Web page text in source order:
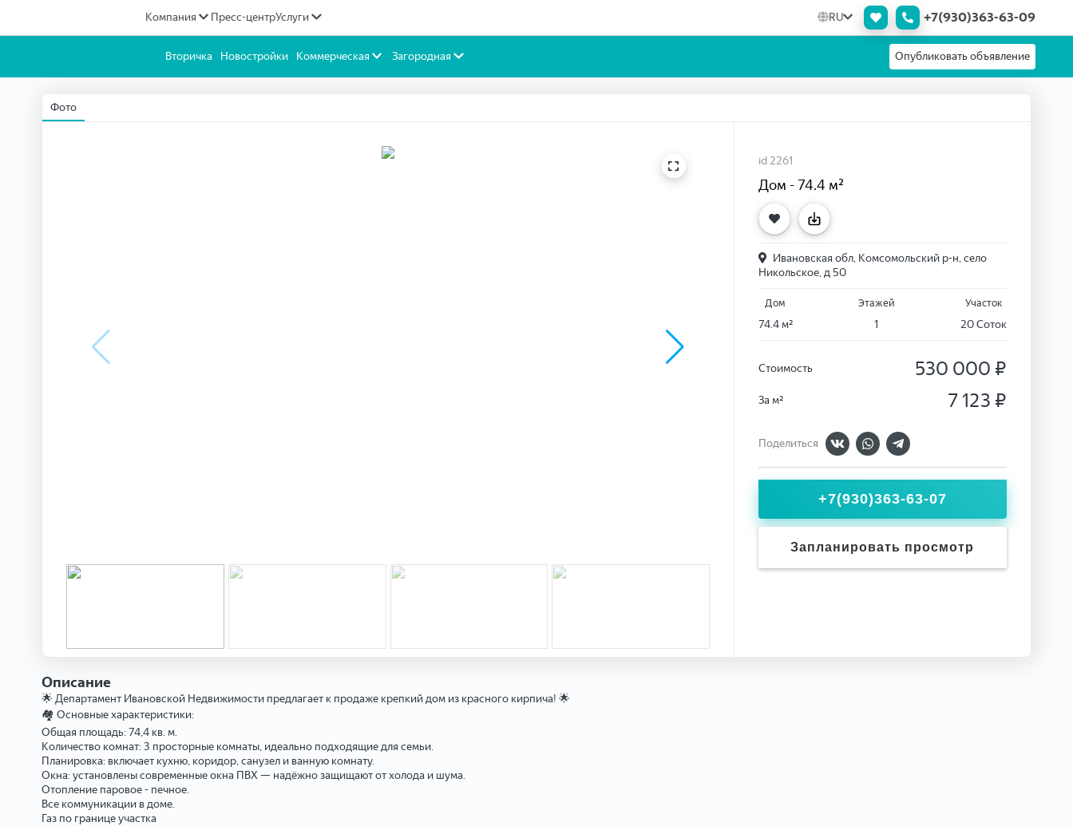
Компания Пресс-центрУслуги RU +7(930)363-63-09
Вторичка Новостройки Коммерческая Загородная Опубликовать объявление
Фото
id 2261
Дом - 74.4 м²
Ивановская обл, Комсомольский р-н, село
Никольское, д 50
Дом
74.4 м²
Этажей
1
Участок
20 Соток
Стоимость 530 000 ₽
За м² 7 123 ₽
Поделиться
+7(930)363-63-07
Запланировать просмотр
Описание
🌟 Департамент Ивановской Недвижимости предлагает к продаже крепкий дом из красного кирпича! 🌟
🏘 Основные характеристики:
Общая площадь: 74,4 кв. м.
Количество комнат: 3 просторные комнаты, идеально подходящие для семьи.
Планировка: включает кухню, коридор, санузел и ванную комнату.
Окна: установлены современные окна ПВХ — надёжно защищают от холода и шума.
Отопление паровое - печное.
Все коммуникации в доме.
Газ по границе участка